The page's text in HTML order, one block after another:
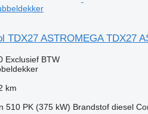
TDX27 ASTROMEGA TDX27
Exclusief BTW
km
510 PK (375 kW) Brandstof diesel